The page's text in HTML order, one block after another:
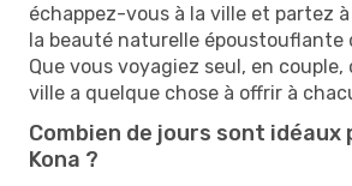
échappez-vous à la ville et partez
la beauté naturelle époustouflante
Que vous voyagiez seul, en couple,
ville a quelque chose à offrir à
Combien de jours sont
Kona ?